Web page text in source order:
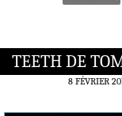
TEETH DE
8 FÉVRIER